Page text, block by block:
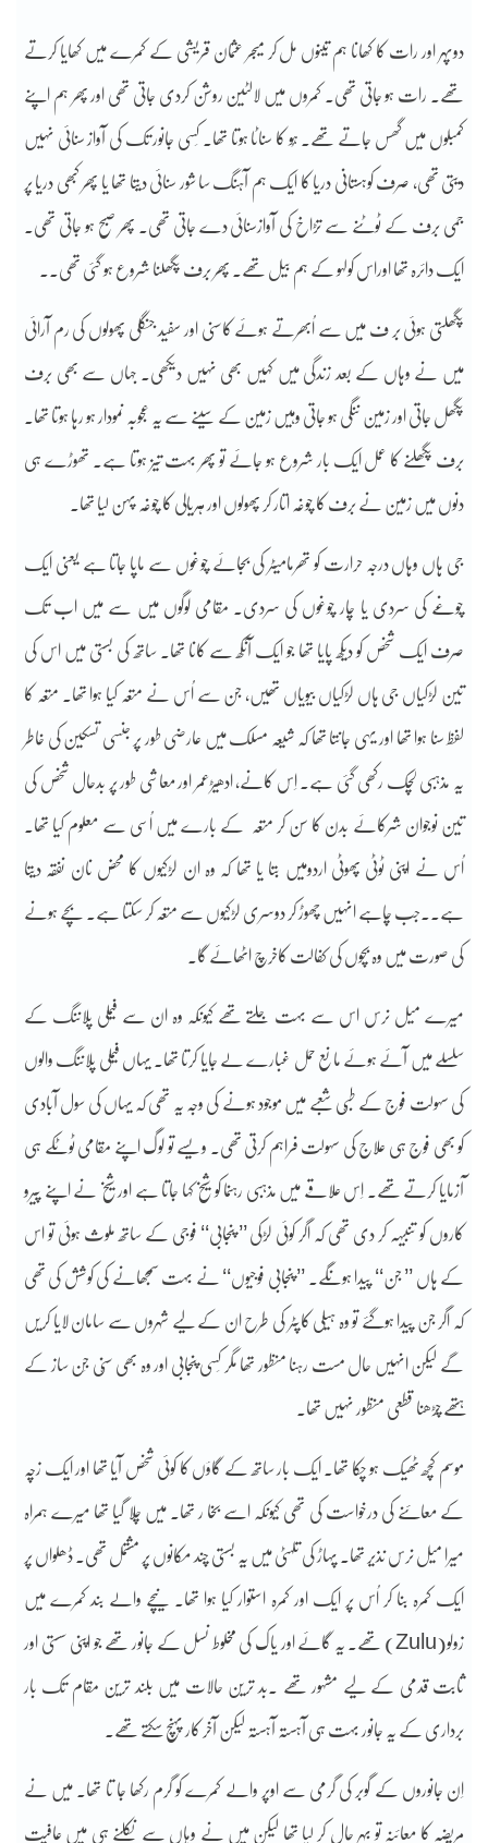
دوپہر اور رات کا کھانا ہم تینوں مل کر میجر عثمان قریشی کے کمرے میں کھایا کرتے
تھے۔ رات ہو جاتی تھی۔ کمروں میں لالٹین روشن کردی جاتی تھی اور پھر ہم اپنے
کمبلوں میں گھس جاتے تھے۔ ہُو کا سناٹا ہوتا تھا۔ کِسی جانور تک کی آواز سنائی نہیں
دیتی تھی، صرف کوہستانی دریا کا ایک ہم آہنگ سا شور سنائی دیتا تھا یا پھر کبھی دریا پر
جمی برف کے ٹوٹنے سے تڑاخ کی آوازسنائی دے جاتی تھی۔ پھر صبح ہو جاتی تھی۔
ایک دائرہ تھا اوراس کولہو کے ہم بیل تھے۔ پھر برف پگھلنا شروع ہو گئی تھی۔۔
پگھلتی ہوئی بر ف میں سے اُبھرتے ہوئے کاسنی اور سفید جنگلی پھولوں کی رم آرائی
میں نے وہاں کے بعد زندگی میں کہیں بھی نہیں دیکھی۔ جہاں سے بھی برف
پگھل جاتی اور زمین ننگی ہو جاتی وہیں زمین کے سینے سے یہ عجوبہ نمودار ہو رہا ہوتا تھا۔
برف پگھلنے کا عمل ایک بار شروع ہو جائے تو پھر بہت تیز ہوتا ہے۔ تھوڑے ہی
دنوں میں زمین نے برف کا چوغہ اتار کر پھولوں اور ہریالی کا چوغہ پہن لیا تھا۔
جی ہاں وہاں درجہ حرارت کو تھرمامیٹر کی بجائے چوغوں سے ماپا جاتا ہے یعنی ایک
چوغے کی سردی یا چار چوغوں کی سردی۔ مقامی لوگوں میں سے میں اب تک
صرف ایک شخص کو دیکھ پایا تھا جو ایک آنکھ سے کانا تھا۔ ساتھ کی بستی میں اس کی
تین لڑکیاں جی ہاں لڑکیاں بیویاں تھیں، جن سے اُس نے متعہ کیا ہوا تھا۔ متعہ کا
لفظ سنا ہوا تھا اور یہی جانتا تھا کہ شیعہ مسلک میں عارضی طور پر جنسی تسکین کی خاطر
یہ مذہبی لچک رکھی گئی ہے۔ اِس کانے، ادھیڑعمر اور معاشی طور پر بدحال شخص کی
تین نوجوان شرکائے بدن کا سن کر متعہ کے بارے میں اُسی سے معلوم کیا تھا۔
اُس نے اپنی ٹوٹی پھوٹی اردومیں بتا یا تھا کہ وہ ان لڑکیوں کا محض نان نفقہ دیتا
ہے۔۔جب چاہے انہیں چھوڑ کر دوسری لڑکیوں سے متعہ کر سکتا ہے۔ بچے ہونے
کی صورت میں وہ بچوں کی کفالت کاخرچ اٹھائے گا۔
میرے میل نرس اس سے بہت جلتے تھے کیونکہ وہ ان سے فیملی پلاننگ کے
سلسلے میں آئے ہوئے مانع حمل غبارے لے جایا کرتا تھا۔ یہاں فیملی پلاننگ والوں
کی سہولت فوج کے طبّی شعبے میں موجود ہونے کی وجہ یہ تھی کہ یہاں کی سول آبادی
کو بھی فوج ہی علاج کی سہولت فراہم کرتی تھی۔ ویسے تو لوگ اپنے مقامی ٹوٹکے ہی
آزمایا کرتے تھے۔ اِس علاقے میں مذہبی رہنما کو شیخ کہا جاتا ہے اور شیخ نے اپنے پیرو
کاروں کو تنبیہہ کر دی تھی کہ اگر کوئی لڑکی ’’ پنجابی‘‘ فوجی کے ساتھ ملوث ہوئی تو اس
کے ہاں ’’ جن‘‘ پیدا ہونگے۔ ’’ پنجابی فوجیوں‘‘ نے بہت سمجھانے کی کوشش کی تھی
کہ اگر جن پیدا ہوگئے تو وہ ہیلی کاپٹر کی طرح ان کے لیے شہروں سے سامان لایا کریں
گے لیکن انہیں حال مست رہنا منظور تھا مگر کِسی پنجابی اور وہ بھی سنّی جِن ساز کے
ہتھے چڑھنا قطعی منظور نہیں تھا۔
موسم کچھ ٹھیک ہو چکا تھا۔ ایک بار ساتھ کے گاؤں کا کوئی شخص آیا تھا اور ایک زچہ
کے معائنے کی درخواست کی تھی کیونکہ اسے بخا ر تھا۔ میں چلا گیا تھا میرے ہمراہ
میرا میل نرس نذیر تھا۔ پہاڑ کی تلہٹی میں یہ بستی چند مکانوں پر مشتمل تھی۔ ڈھلواں پر
ایک کمرہ بنا کر اُس پر ایک اور کمرہ استوار کیا ہوا تھا۔ نیچے والے بند کمرے میں
زولو(Zulu) تھے۔ یہ گائے اور یاک کی مخلوط نسل کے جانور تھے جو اپنی سستی اور
ثابت قدمی کے لیے مشہور تھے ۔بد ترین حالات میں بلند ترین مقام تک بار
برداری کے یہ جانور بہت ہی آہستہ آہستہ لیکن آخر کار پہنچ سکتے تھے۔
اِن جانوروں کے گوبر کی گرمی سے اوپر والے کمرے کو گرم رکھا جا تا تھا۔ میں نے
مریضہ کا معائنہ تو بہر حال کر لیا تھا لیکن میں نے وہاں سے نکلنے ہی میں عافیت